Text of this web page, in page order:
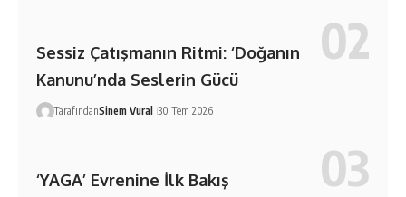
Sessiz Çatışmanın Ritmi: ‘Doğanın
Kanunu’nda Seslerin Gücü
TarafındanSinem Vural 30 Tem 2026
‘YAGA’ Evrenine İlk Bakış